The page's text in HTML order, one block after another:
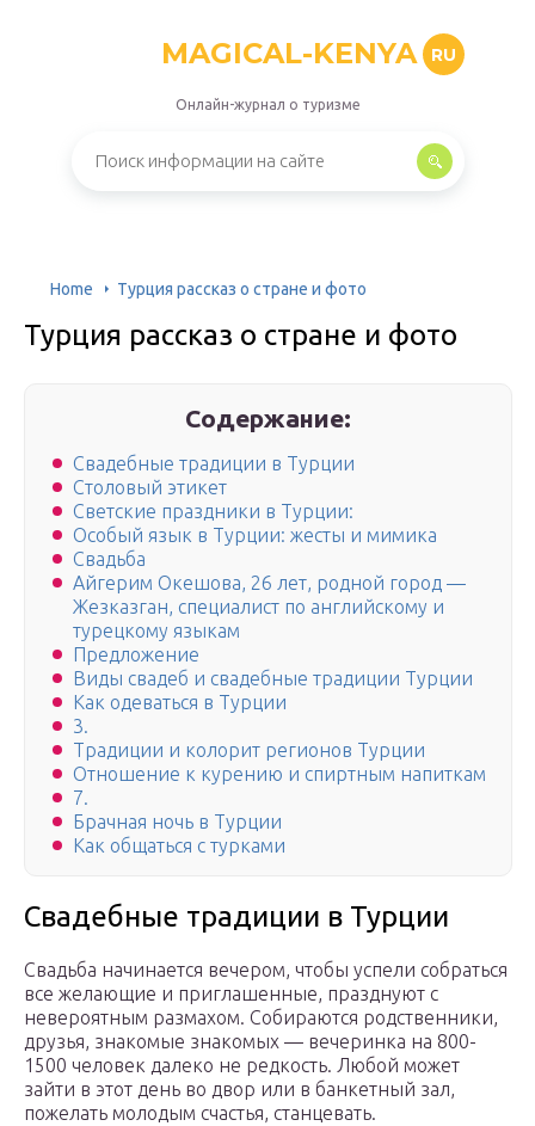
MAGICAL-KENYA RU
Онлайн-журнал о туризме
Home Турция рассказ о стране и фото
Турция рассказ о стране и фото
Содержание:
Свадебные традиции в Турции
Cтоловый этикет
Светские праздники в Турции:
Особый язык в Турции: жесты и мимика
Свадьба
Айгерим Окешова, 26 лет, родной город —
Жезказган, специалист по английскому и
турецкому языкам
Предложение
Виды свадеб и свадебные традиции Турции
Как одеваться в Турции
3.
Традиции и колорит регионов Турции
Отношение к курению и спиртным напиткам
7.
Брачная ночь в Турции
Как общаться с турками
Свадебные традиции в Турции
Свадьба начинается вечером, чтобы успели собраться
все желающие и приглашенные, празднуют с
невероятным размахом. Собираются родственники,
друзья, знакомые знакомых — вечеринка на 800-
1500 человек далеко не редкость. Любой может
зайти в этот день во двор или в банкетный зал,
пожелать молодым счастья, станцевать.